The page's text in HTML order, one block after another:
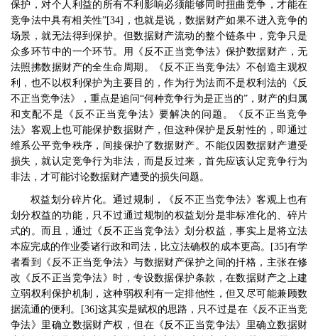
保护，对个人利益的所有不利影响必须能够同时扭曲竞争，才能在
竞争法中具有相关性”[34] ，也就是说，数据财产如果不进入竞争的
场景，就无法得到保护。但数据财产流动的整个链条中，竞争只是
众多环节中的一个环节。用《反不正当竞争法》保护数据财产，无
法照拂数据财产的全生命周期。《反不正当竞争法》不创造主观权
利，也不以权利保护为主要目的，作为行为法而不是权利法的《反
不正当竞争法》，重点是追问“何种竞争行为是正当的” ，财产的归属
和支配不是《反不正当竞争法》要解决的问题。《反不正当竞争
法》客观上也可能保护数据财产，但这种保护是反射性的，即通过
维系公平竞争秩序，间接保护了数据财产。不能仅因数据财产遭受
损失，就认定竞争行为非法，而是反过来，首先应该认定竞争行为
非法，才可能讨论数据财产遭受的损失问题。
权益划分碎片化。通过规制，《反不正当竞争法》客观上也有
划分权益的功能，只不过通过规制的权益划分是非标准化的、碎片
式的。而且，通过《反不正当竞争法》划分权益，事实上是将立法
本应完成的作业委诸行政和司法，比立法确权的成本更高。
[35]有学
者看到《反不正当竞争法》与数据财产保护之间的扞格，主张在修
改《反不正当竞争法》时，专设数据保护条款，在数据财产之上建
立弱权利保护机制，这种弱权利有一定排他性，但又尽可能兼顾数
据流通的便利。
[36]这其实是赋权的思路，只不过是在《反不正当竞
争法》里确立数据财产权，但在《反不正当竞争法》里确立数据财